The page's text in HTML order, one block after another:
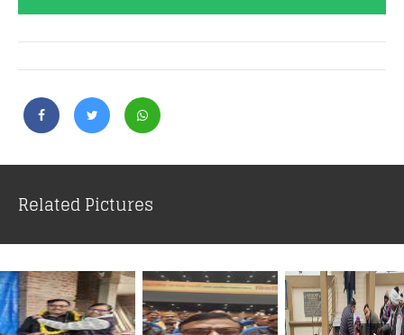
Related Pictures